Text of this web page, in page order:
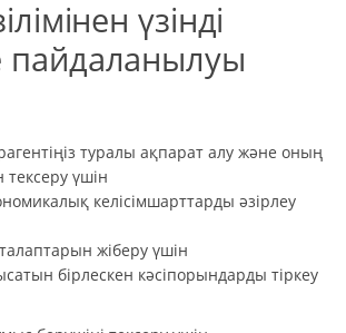
үзінді
пайдаланылуы
туралы ақпарат алу және оның
тексеру үшін
келісімшарттарды әзірлеу
жіберу үшін
бiрлескен кәсiпорындарды тiркеу